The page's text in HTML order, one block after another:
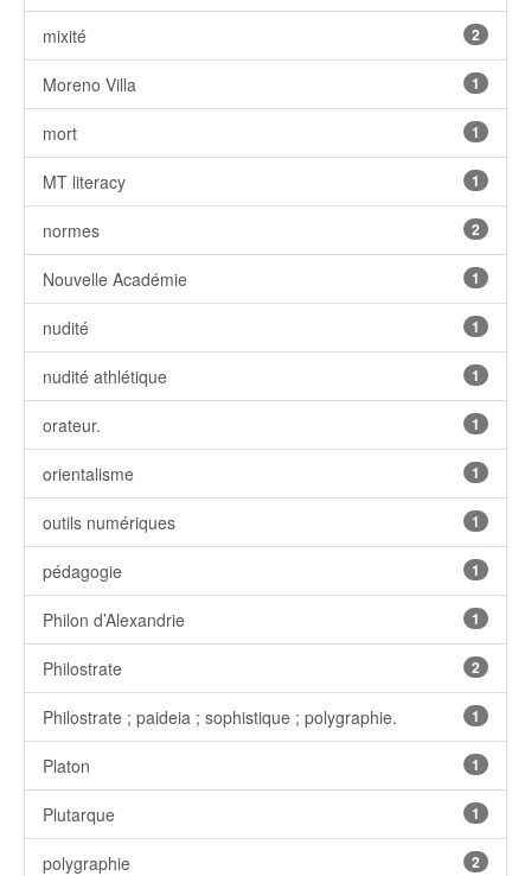
mixité 2
Moreno Villa 1
mort 1
MT literacy 1
normes 2
Nouvelle Académie 1
nudité 1
nudité athlétique 1
orateur. 1
orientalisme 1
outils numériques 1
pédagogie 1
Philon d’Alexandrie 1
Philostrate 2
Philostrate ; paideia ; sophistique ; polygraphie. 1
Platon 1
Plutarque 1
polygraphie 2